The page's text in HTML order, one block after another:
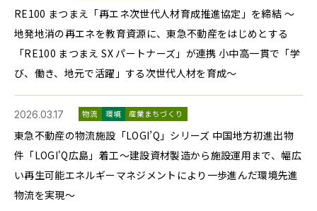
RE100 まつまえ「再エネ次世代人材育成推進協定」を締結 〜
地発地消の再エネを教育資源に、東急不動産をはじめとする
「RE100 まつまえ SX パートナーズ」が連携 小中高一貫で「学
び、働き、地元で活躍」する次世代人材を育成〜
2026.03.17 物流 環境 産業まちづくり
東急不動産の物流施設「LOGI’Q」シリーズ 中国地方初進出物
件「LOGI'Q広島」着工～建設資材製造から施設運用まで、幅広
い再生可能エネルギーマネジメントにより一歩進んだ環境先進
物流を実現～